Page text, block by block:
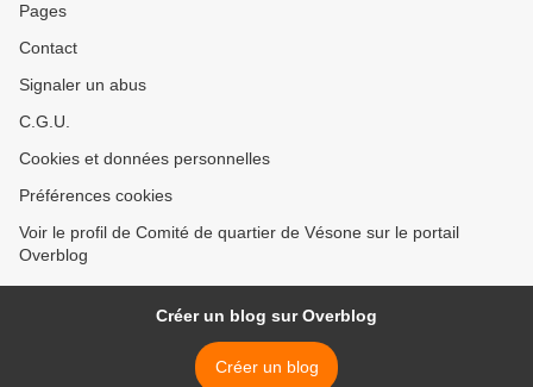
Pages
Contact
Signaler un abus
C.G.U.
Cookies et données personnelles
Préférences cookies
Voir le profil de Comité de quartier de Vésone sur le portail
Overblog
Créer un blog sur Overblog
Créer un blog